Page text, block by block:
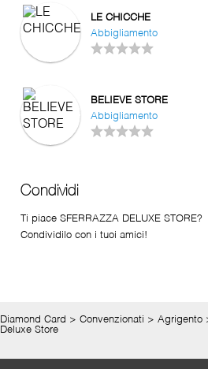
LE CHICCHE
Abbigliamento
BELIEVE STORE
Abbigliamento
Condividi
Ti piace SFERRAZZA DELUXE STORE?
Condividilo con i tuoi amici!
Diamond Card > Convenzionati > Agrigento
Deluxe Store